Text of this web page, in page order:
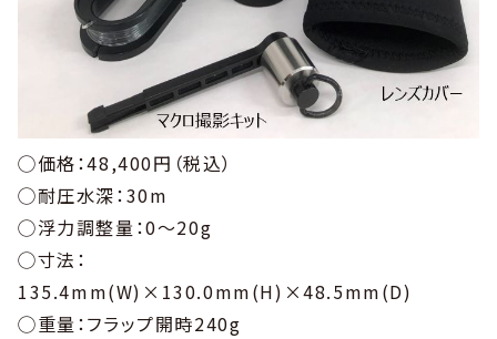
◯価格：48,400円（税込）
◯耐圧水深：30m
◯浮力調整量：0〜20g
◯寸法：
135.4mm(W)×130.0mm(H)×48.5mm(D)
◯重量：フラップ開時240g